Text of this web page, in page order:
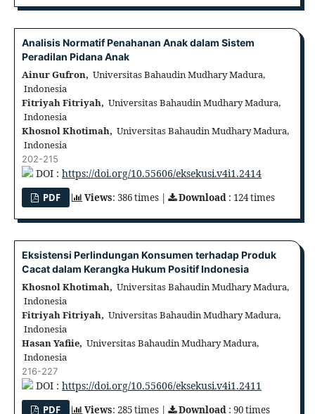
Analisis Normatif Penahanan Anak dalam Sistem
Peradilan Pidana Anak
Ainur Gufron, Universitas Bahaudin Mudhary Madura,
Indonesia
Fitriyah Fitriyah, Universitas Bahaudin Mudhary Madura,
Indonesia
Khosnol Khotimah, Universitas Bahaudin Mudhary Madura,
Indonesia
202-215
DOI : https://doi.org/10.55606/eksekusi.v4i1.2414
PDF Views: 386 times | Download : 124 times
Eksistensi Perlindungan Konsumen terhadap Produk
Cacat dalam Kerangka Hukum Positif Indonesia
Khosnol Khotimah, Universitas Bahaudin Mudhary Madura,
Indonesia
Fitriyah Fitriyah, Universitas Bahaudin Mudhary Madura,
Indonesia
Hasan Yafiie, Universitas Bahaudin Mudhary Madura,
Indonesia
216-227
DOI : https://doi.org/10.55606/eksekusi.v4i1.2411
PDF Views: 285 times | Download : 90 times